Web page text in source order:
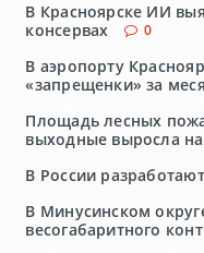
В Красноярске ИИ
консервах
0
В аэропорту
«запрещенки» за
Площадь лесных
выходные выросла на
В России
В Минусинском
весогабаритного